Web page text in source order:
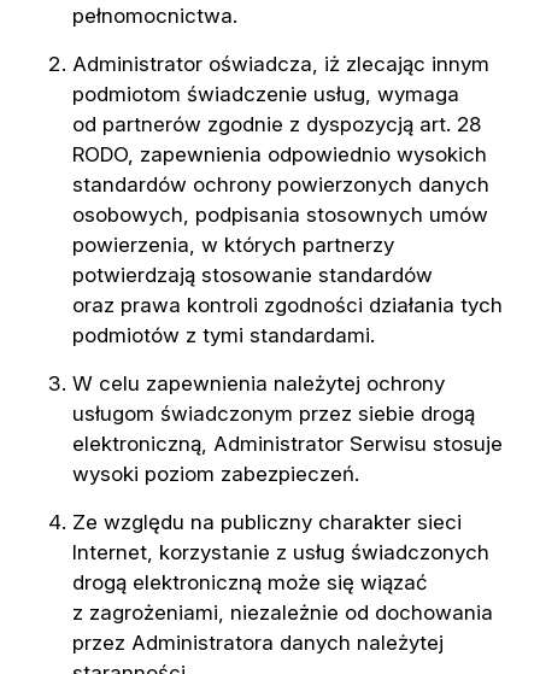
pełnomocnictwa.
Administrator oświadcza, iż zlecając innym
podmiotom świadczenie usług, wymaga
od partnerów zgodnie z dyspozycją art. 28
RODO, zapewnienia odpowiednio wysokich
standardów ochrony powierzonych danych
osobowych, podpisania stosownych umów
powierzenia, w których partnerzy
potwierdzają stosowanie standardów
oraz prawa kontroli zgodności działania tych
podmiotów z tymi standardami.
W celu zapewnienia należytej ochrony
usługom świadczonym przez siebie drogą
elektroniczną, Administrator Serwisu stosuje
wysoki poziom zabezpieczeń.
Ze względu na publiczny charakter sieci
Internet, korzystanie z usług świadczonych
drogą elektroniczną może się wiązać
z zagrożeniami, niezależnie od dochowania
przez Administratora danych należytej